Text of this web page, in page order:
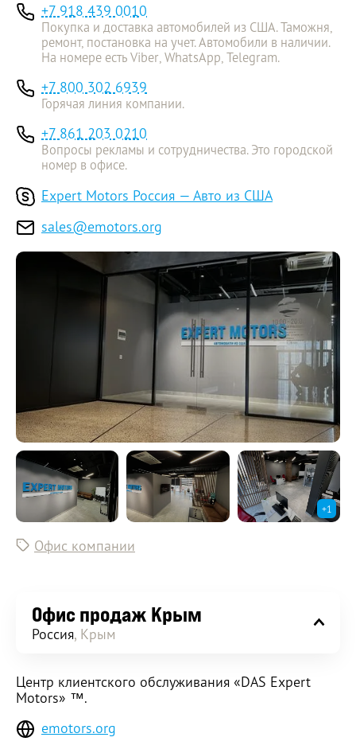
+7 918 439 0010
Покупка и доставка автомобилей из США. Таможня,
ремонт, постановка на учет. Автомобили в наличии.
На номере есть Viber, WhatsApp, Telegram.
+7 800 302 6939
Горячая линия компании.
+7 861 203 0210
Вопросы рекламы и сотрудничества. Это городской
номер в офисе.
Expert Motors Россия — Авто из США
sales@emotors.org
+1
Офис компании
Офис продаж Крым
Россия, Крым
Центр клиентского обслуживания «DAS Expert
Motors» ™.
emotors.org